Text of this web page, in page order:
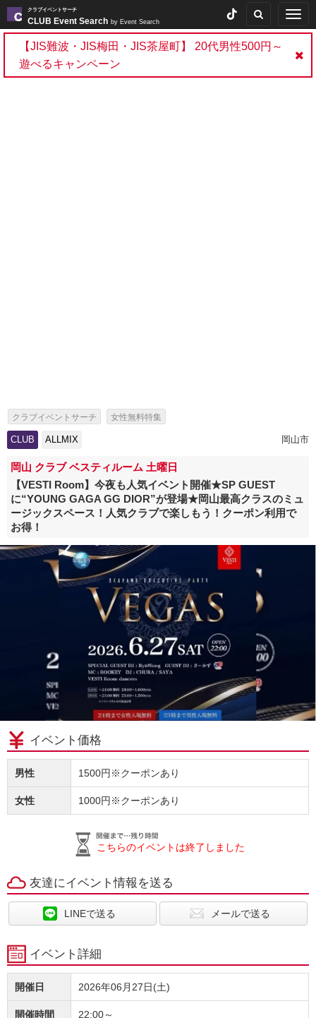
クラブイベントサーチ
CLUB Event Search by Event Search
【JIS難波・JIS梅田・JIS茶屋町】 20代男性500円～
遊べるキャンペーン
クラブイベントサーチ 女性無料特集
海外アーティスト来日情報・芸能人出演イベント特集
CLUB ALLMIX 岡山市
岡山 クラブ ベスティルーム 土曜日
【VESTI Room】今夜も人気イベント開催★SP GUEST
に“YOUNG GAGA GG DIOR”が登場★岡山最高クラスのミュ
ージックスペース！人気クラブで楽しもう！クーポン利用で
お得！
イベント価格
男性 1500円※クーポンあり
女性 1000円※クーポンあり
こちらのイベントは終了しました
友達にイベント情報を送る
LINEで送る メールで送る
イベント詳細
開催日 2026年06月27日(土)
開催時間 22:00～